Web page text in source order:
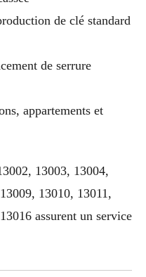
de clé standard
de serrure
appartements et
13003, 13004,
13010, 13011,
assurent un service